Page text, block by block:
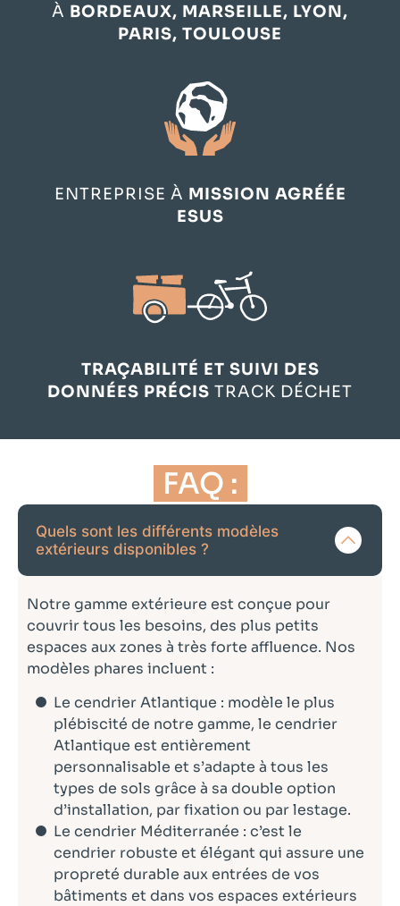
À BORDEAUX, MARSEILLE, LYON,
PARIS, TOULOUSE
ENTREPRISE À MISSION AGRÉÉE
ESUS
TRAÇABILITÉ ET SUIVI DES
DONNÉES PRÉCIS TRACK DÉCHET
FAQ :
Quels sont les différents modèles
extérieurs disponibles ?
Notre gamme extérieure est conçue pour
couvrir tous les besoins, des plus petits
espaces aux zones à très forte affluence. Nos
modèles phares incluent :
Le cendrier Atlantique : modèle le plus
plébiscité de notre gamme, le cendrier
Atlantique est entièrement
personnalisable et s’adapte à tous les
types de sols grâce à sa double option
d’installation, par fixation ou par lestage.
Le cendrier Méditerranée : c’est le
cendrier robuste et élégant qui assure une
propreté durable aux entrées de vos
bâtiments et dans vos espaces extérieurs